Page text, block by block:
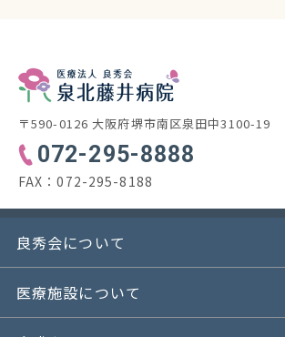
〒590-0126 大阪府堺市南区泉田中3100-19
072-295-8888
FAX：072-295-8188
良秀会について
医療施設について